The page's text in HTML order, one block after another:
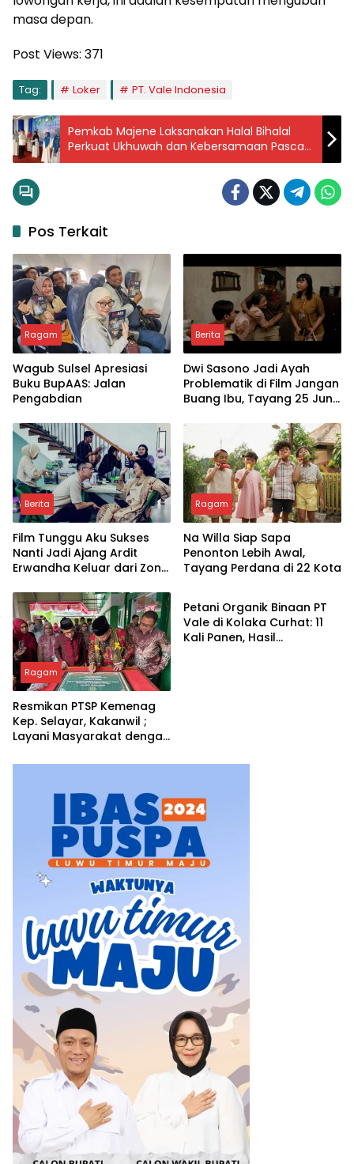
masa depan.
Post Views: 371
Tag: Loker PT. Vale Indonesia
Pemkab Majene Laksanakan Halal Bihalal
Perkuat Ukhuwah dan Kebersamaan Pasca-
Idul Fitri
Pos Terkait
Ragam
Wagub Sulsel Apresiasi
Buku BupAAS: Jalan
Pengabdian
Berita
Dwi Sasono Jadi Ayah
Problematik di Film Jangan
Buang Ibu, Tayang 25 Juni
Berita
Film Tunggu Aku Sukses
Nanti Jadi Ajang Ardit
Erwandha Keluar dari Zona
Ragam
Na Willa Siap Sapa
Penonton Lebih Awal,
Tayang Perdana di 22 Kota
Ragam
Resmikan PTSP Kemenag
Kep. Selayar, Kakanwil ;
Layani Masyarakat dengan
Ragam
Petani Organik Binaan PT
Vale di Kolaka Curhat: 11
Kali Panen, Hasil